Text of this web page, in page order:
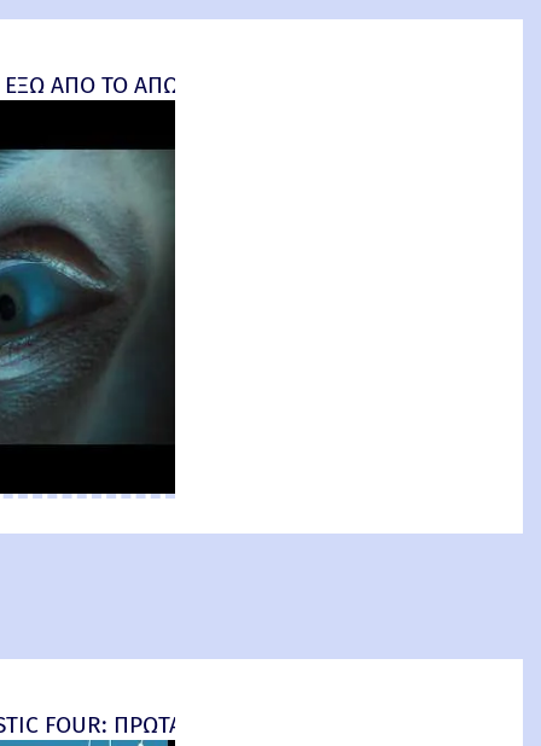
Brand New Day) Review
ΕΞΩ ΑΠΟ ΤΟ ΑΠΩΤΕΡΟ (Insidious: Out of the
Brand New Day) New Threat
FOUR: ΠΡΩΤΑ ΒΗΜΑΤΑ - final